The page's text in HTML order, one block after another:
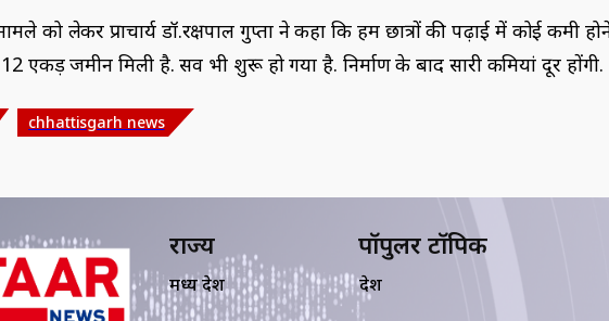
को लेकर प्राचार्य डॉ.रक्षपाल गुप्ता ने कहा कि हम छात्रों की पढ़ाई में कोई कमी
एकड़ जमीन मिली है. सर्वे भी शुरू हो गया है. निर्माण के बाद सारी कमियां दूर होंगी.
chhattisgarh news
राज्य
मध्य प्रदेश
पॉपुलर टॉपिक
देश